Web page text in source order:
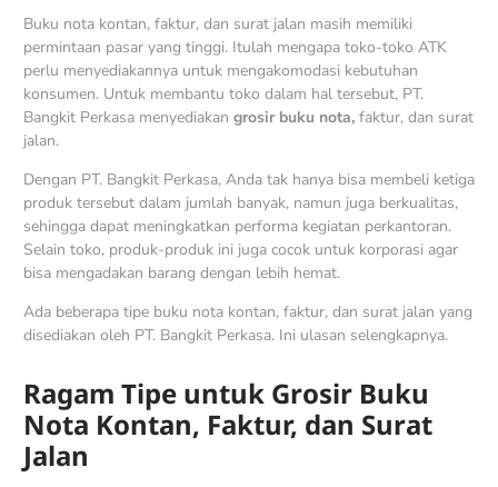
Buku nota kontan, faktur, dan surat jalan masih memiliki
permintaan pasar yang tinggi. Itulah mengapa toko-toko ATK
perlu menyediakannya untuk mengakomodasi kebutuhan
konsumen. Untuk membantu toko dalam hal tersebut, PT.
Bangkit Perkasa menyediakan grosir buku nota, faktur, dan surat
jalan.
Dengan PT. Bangkit Perkasa, Anda tak hanya bisa membeli ketiga
produk tersebut dalam jumlah banyak, namun juga berkualitas,
sehingga dapat meningkatkan performa kegiatan perkantoran.
Selain toko, produk-produk ini juga cocok untuk korporasi agar
bisa mengadakan barang dengan lebih hemat.
Ada beberapa tipe buku nota kontan, faktur, dan surat jalan yang
disediakan oleh PT. Bangkit Perkasa. Ini ulasan selengkapnya.
Ragam Tipe untuk Grosir Buku
Nota Kontan, Faktur, dan Surat
Jalan